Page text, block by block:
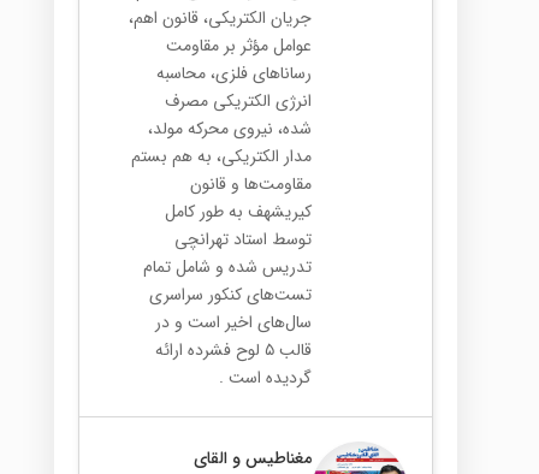
جریان الکتریکی، قانون اهم،
عوامل مؤثر بر مقاومت
رساناهای فلزی، محاسبه
انرژی الکتریکی مصرف
شده، نیروی محرکه مولد،
مدار الکتریکی، به هم بستم
مقاومت‌ها و قانون
کیریشهف به طور کامل
توسط استاد تهرانچی
تدریس شده و شامل تمام
تست‌های کنکور سراسری
سال‌های اخیر است و در
قالب ۵ لوح فشرده ارائه
گردیده است .
مغناطیس و القای